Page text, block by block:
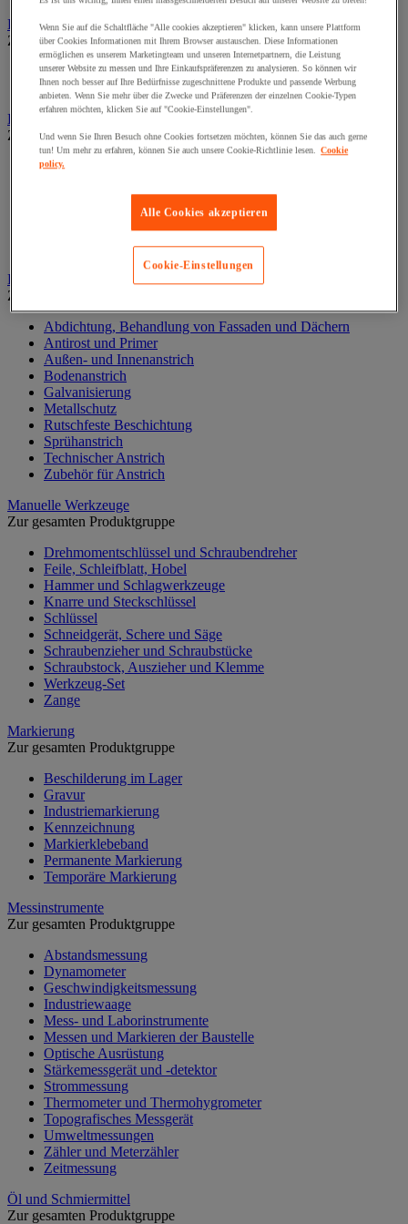
Elektrowerkzeug
Zur gesamten Produktgruppe
Elektrowerkzeug mit Kabel
Kabelloses Elektrowerkzeug
Kleben und Abdichten
Zur gesamten Produktgruppe
Industrie- und Wartungskleber
Klebstoff und Dichtmasse zur Isolierung, Schalldämmung
Oberflächenbehandlung- und Reinigung
Zubehör zum Kleben und Abdichten
Lackieren und Beschichten
Zur gesamten Produktgruppe
Abdichtung, Behandlung von Fassaden und Dächern
Antirost und Primer
Außen- und Innenanstrich
Bodenanstrich
Galvanisierung
Metallschutz
Rutschfeste Beschichtung
Sprühanstrich
Technischer Anstrich
Zubehör für Anstrich
Manuelle Werkzeuge
Zur gesamten Produktgruppe
Drehmomentschlüssel und Schraubendreher
Feile, Schleifblatt, Hobel
Hammer und Schlagwerkzeuge
Knarre und Steckschlüssel
Schlüssel
Schneidgerät, Schere und Säge
Schraubenzieher und Schraubstücke
Schraubstock, Auszieher und Klemme
Werkzeug-Set
Zange
Markierung
Zur gesamten Produktgruppe
Beschilderung im Lager
Gravur
Industriemarkierung
Kennzeichnung
Markierklebeband
Permanente Markierung
Temporäre Markierung
Messinstrumente
Zur gesamten Produktgruppe
Abstandsmessung
Dynamometer
Geschwindigkeitsmessung
Industriewaage
Mess- und Laborinstrumente
Messen und Markieren der Baustelle
Optische Ausrüstung
Stärkemessgerät und -detektor
Strommessung
Thermometer und Thermohygrometer
Topografisches Messgerät
Umweltmessungen
Zähler und Meterzähler
Zeitmessung
Öl und Schmiermittel
Zur gesamten Produktgruppe
Wenn Sie auf die Schaltfläche "Alle cookies akzeptieren" klicken, kann unsere Plattform
über Cookies Informationen mit Ihrem Browser austauschen. Diese Informationen
ermöglichen es unserem Marketingteam und unseren Internetpartnern, die Leistung
unserer Website zu messen und Ihre Einkaufspräferenzen zu analysieren. So können wir
Ihnen noch besser auf Ihre Bedürfnisse zugeschnittene Produkte und passende Werbung
anbieten. Wenn Sie mehr über die Zwecke und Präferenzen der einzelnen Cookie-Typen
erfahren möchten, klicken Sie auf "Cookie-Einstellungen".
Und wenn Sie Ihren Besuch ohne Cookies fortsetzen möchten, können Sie das auch gerne
tun! Um mehr zu erfahren, können Sie auch unsere Cookie-Richtlinie lesen. Cookie
policy.
Alle Cookies akzeptieren
Cookie-Einstellungen